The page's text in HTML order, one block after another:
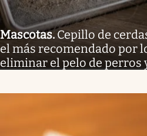
Mascotas. Cepillo de
el más recomendado por
eliminar el pelo de perros